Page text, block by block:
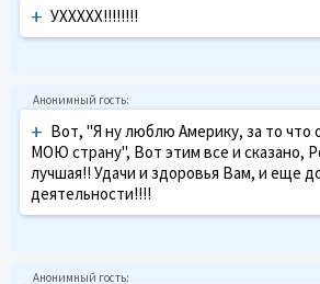
+ УХХХХХ!!!!!!!!
+ Вот, "Я ну люблю Америку, за то что
МОЮ страну", Вот этим все и сказано,
лучшая!! Удачи и здоровья Вам, и еще
деятельности!!!!